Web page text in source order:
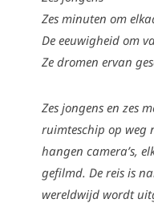
Zes minuten om
De eeuwigheid om
Ze dromen ervan
Zes jongens en zes
ruimteschip op weg
hangen camera’s,
gefilmd. De reis is
wereldwijd wordt